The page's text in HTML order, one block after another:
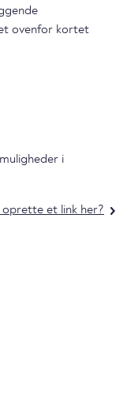
ovenfor kortet
i
et link her?